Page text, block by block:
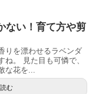
ない！育て方や剪
りを漂わせるラベンダ
ね。 見た目も可憐で、
な花を...
む